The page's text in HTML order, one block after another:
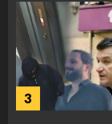
3